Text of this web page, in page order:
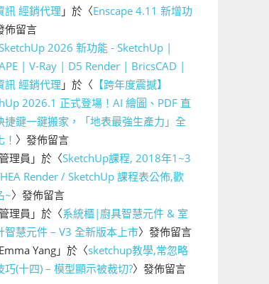
訊 經銷代理 」於〈Enscape 4.11 新增功
佈留言
2026 新功能 - SketchUp |
| V-Ray | D5 Render | BricsCAD |
訊 經銷代理 」於〈 【跨年度震撼】
2026.1 正式登場！AI 繪圖、PDF 直
捷鍵一鍵搬家，「地表最強生產力」全
〉發佈留言
理員 」於〈SketchUp課程, 2018年1~3
Render / SketchUp 課程表公佈,歡
~〉發佈留言
理員 」於〈系統櫃|廚具智慧元件 & 室
智慧元件 – V3 全新版本上市〉發佈留言
Emma Yang 」於〈sketchup教學,常忽略
巧(十四) – 模型顯示被裁切?〉發佈留言